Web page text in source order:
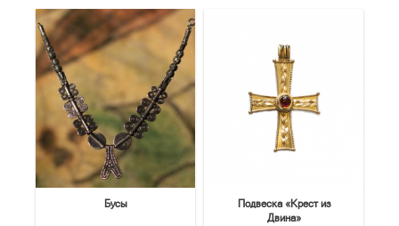
Бусы
Подвеска «Крест из
Двина»